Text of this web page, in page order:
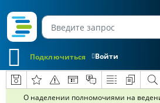
Войти
Подключиться
О наделении полномочиями на